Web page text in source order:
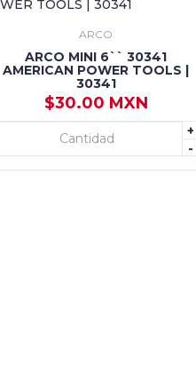
ARCO
ARCO MINI 6`` 30341
AMERICAN POWER TOOLS |
30341
$30.00 MXN
+
-
+ AGREGAR